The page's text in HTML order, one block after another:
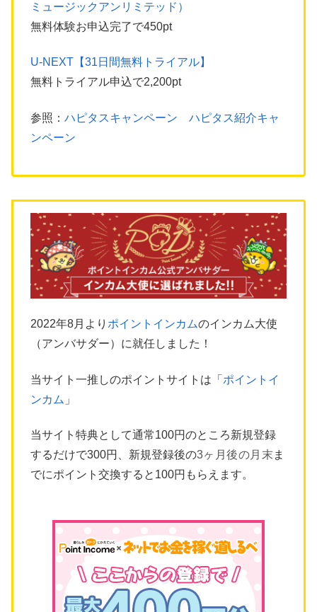
ミュージックアンリミテッド）
無料体験お申込完了で450pt
U-NEXT【31日間無料トライアル】
無料トライアル申込で2,200pt
参照： ハピタスキャンペーン ハピタス紹介キャ
ンペーン
2022年8月より ポイントインカムのインカム大使
（アンバサダー）に就任しました！
当サイト一推しのポイントサイトは「 ポイントイ
ンカム 」
当サイト特典として通常100円のところ新規登録
するだけで300円、新規登録後の3ヶ月後の月末 ま
でにポイント交換すると100円もらえます。